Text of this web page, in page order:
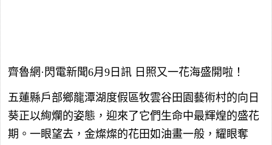
齊魯網·閃電新聞6月9日訊 日照又一花海盛開啦！
五蓮縣戶部鄉龍潭湖度假區牧雲谷田園藝術村的向日
葵正以絢爛的姿態，迎來了它們生命中最輝煌的盛花
期。一眼望去，金燦燦的花田如油畫一般，耀眼奪